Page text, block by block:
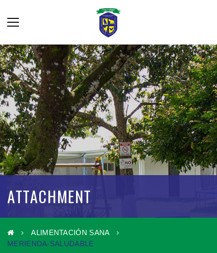
ATTACHMENT
ALIMENTACIÓN SANA
MERIENDA-SALUDABLE